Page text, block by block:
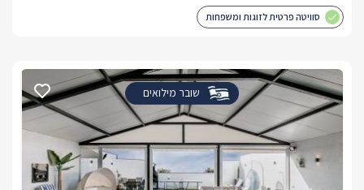
סוויטה פרטית לזוגות ומשפחות
שובר מילואים